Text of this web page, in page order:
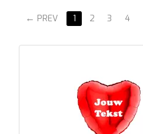
PREV 1 2 3 4